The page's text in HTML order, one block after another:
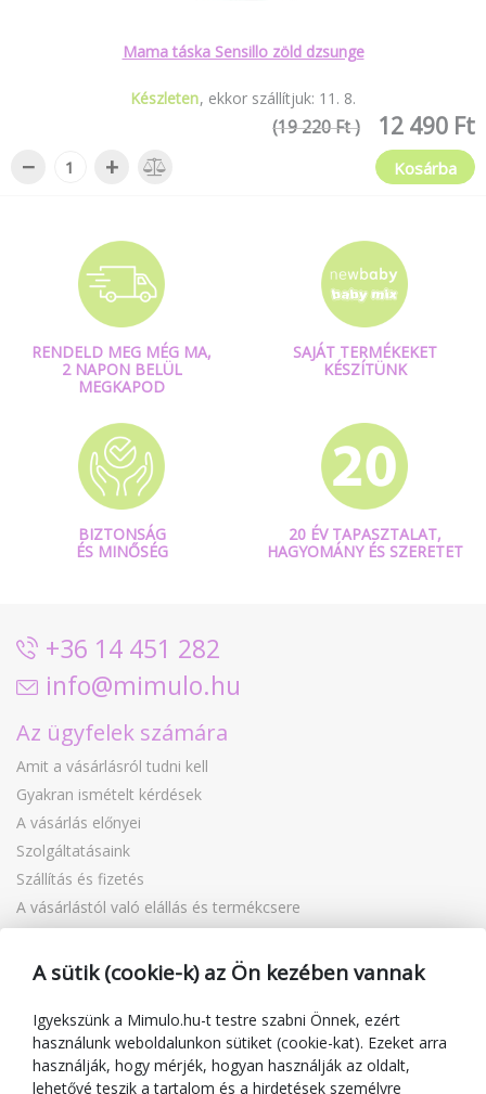
Mama táska Sensillo zöld dzsunge
Készleten ekkor szállítjuk: 11 . 8.
12 490 Ft
(19 220 Ft )
− + Kosárba
RENDELD MEG MÉG MA,
2 NAPON BELÜL
MEGKAPOD
SAJÁT TERMÉKEKET
KÉSZÍTÜNK
BIZTONSÁG
ÉS MINŐSÉG
20 ÉV TAPASZTALAT,
HAGYOMÁNY ÉS SZERETET
+36 14 451 282
info@mimulo.hu
Az ügyfelek számára
Amit a vásárlásról tudni kell
Gyakran ismételt kérdések
A vásárlás előnyei
Szolgáltatásaink
Szállítás és fizetés
A vásárlástól való elállás és termékcsere
Reklamáció
Ajándékutalványok
Blog
A kereskedőről
A sütik (cookie-k) az Ön kezében vannak
Igyekszünk a Mimulo.hu-t testre szabni Önnek, ezért
használunk weboldalunkon sütiket (cookie-kat). Ezeket arra
használják, hogy mérjék, hogyan használják az oldalt,
lehetővé teszik a tartalom és a hirdetések személyre